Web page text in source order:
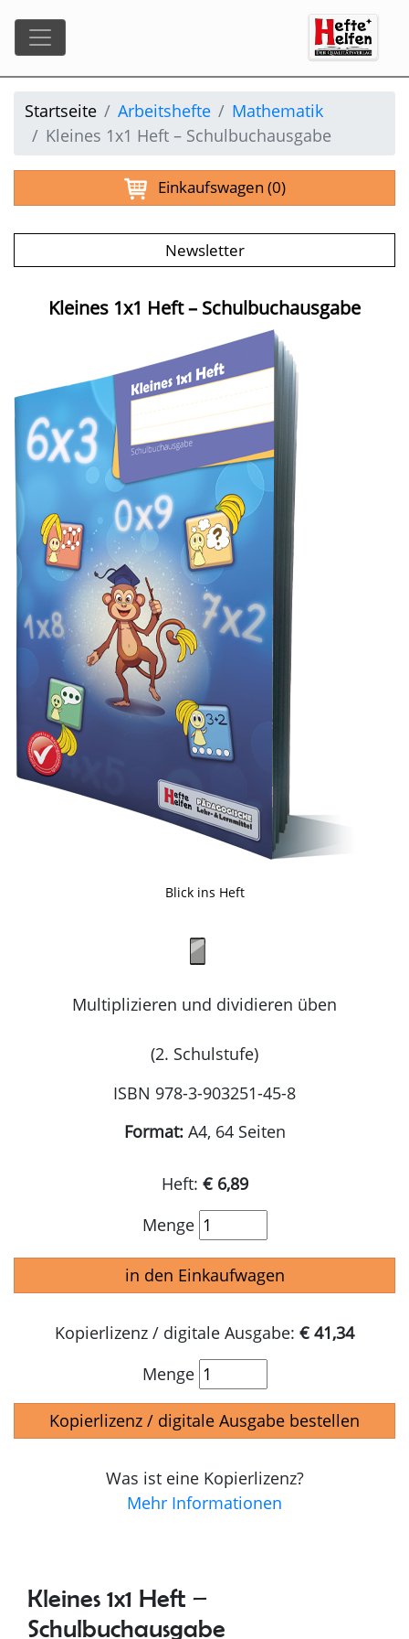
Startseite Arbeitshefte
Mathematik
Kleines 1x1 Heft – Schulbuchausgabe
Einkaufswagen (0)
Newsletter
Kleines 1x1 Heft – Schulbuchausgabe
Blick ins Heft
Multiplizieren und dividieren üben
(2. Schulstufe)
ISBN 978-3-903251-45-8
Format:A4, 64 Seiten
Heft: € 6,89
Menge
in den Einkaufwagen
Kopierlizenz / digitale Ausgabe: € 41,34
Menge
Kopierlizenz / digitale Ausgabe bestellen
Was ist eine Kopierlizenz?
Mehr Informationen
Kleines 1x1 Heft –
Schulbuchausgabe